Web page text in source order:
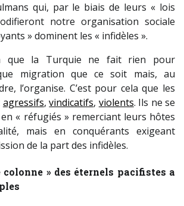
qui, par le biais de leurs « lois
notre organisation sociale
» dominent les « infidèles ».
que la Turquie ne fait rien pour
migration que ce soit mais, au
l’organise. C’est pour cela que les
agressifs,vindicatifs, violents. Ils ne se
« réfugiés » remerciant leurs hôtes
mais en conquérants exigeant
de la part des infidèles.
colonne » des éternels pacifistes a